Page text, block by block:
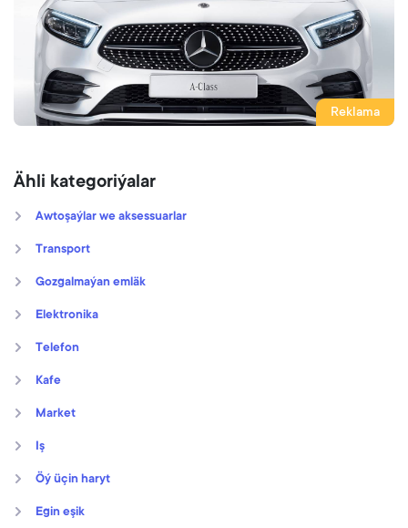
Reklama
Ähli kategoriýalar
Awtoşaýlar we aksessuarlar
Transport
Gozgalmaýan emläk
Elektronika
Telefon
Kafe
Market
Iş
Öý üçin haryt
Egin eşik